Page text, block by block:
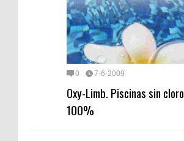
0 7-6-2009
Oxy-Limb. Piscinas sin cloro
100%